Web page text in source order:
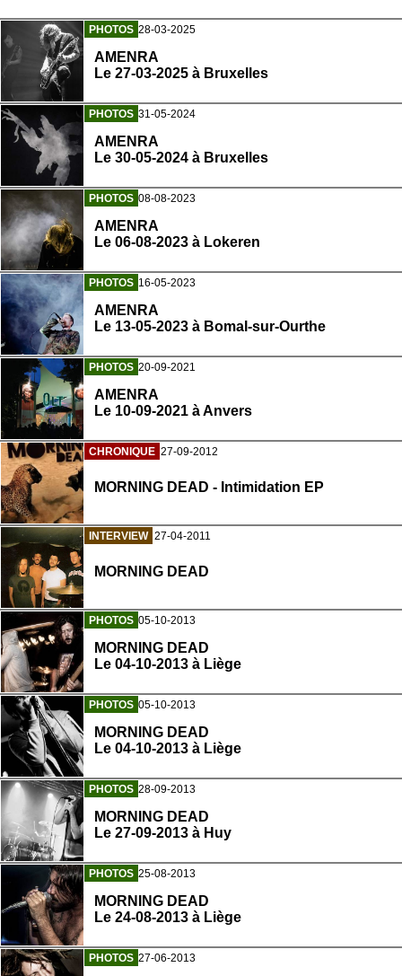
PHOTOS 28-03-2025
AMENRA
Le 27-03-2025 à Bruxelles
PHOTOS 31-05-2024
AMENRA
Le 30-05-2024 à Bruxelles
PHOTOS 08-08-2023
AMENRA
Le 06-08-2023 à Lokeren
PHOTOS 16-05-2023
AMENRA
Le 13-05-2023 à Bomal-sur-Ourthe
PHOTOS 20-09-2021
AMENRA
Le 10-09-2021 à Anvers
CHRONIQUE 27-09-2012
MORNING DEAD - Intimidation EP
INTERVIEW 27-04-2011
MORNING DEAD
PHOTOS 05-10-2013
MORNING DEAD
Le 04-10-2013 à Liège
PHOTOS 05-10-2013
MORNING DEAD
Le 04-10-2013 à Liège
PHOTOS 28-09-2013
MORNING DEAD
Le 27-09-2013 à Huy
PHOTOS 25-08-2013
MORNING DEAD
Le 24-08-2013 à Liège
PHOTOS 27-06-2013